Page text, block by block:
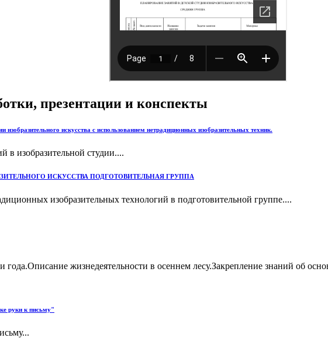
презентации и конспекты
изобразительного искусства с использованием нетрадиционных изобразительных техник.
в изобразительной студии....
ИСКУССТВА ПОДГОТОВИТЕЛЬНАЯ ГРУППА
изобразительных технологий в подготовительной группе....
жизнедеятельности в осеннем лесу.Закрепление знаний об
руки к письму"